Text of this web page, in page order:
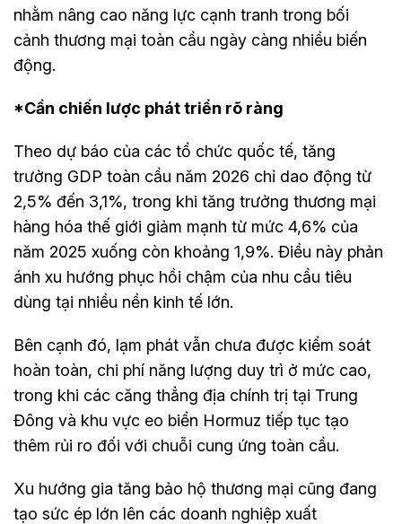
nhằm nâng cao năng lực cạnh tranh trong bối
cảnh thương mại toàn cầu ngày càng nhiều biến
động.
*Cần chiến lược phát triển rõ ràng
Theo dự báo của các tổ chức quốc tế, tăng
trưởng GDP toàn cầu năm 2026 chỉ dao động từ
2,5% đến 3,1%, trong khi tăng trưởng thương mại
hàng hóa thế giới giảm mạnh từ mức 4,6% của
năm 2025 xuống còn khoảng 1,9%. Điều này phản
ánh xu hướng phục hồi chậm của nhu cầu tiêu
dùng tại nhiều nền kinh tế lớn.
Bên cạnh đó, lạm phát vẫn chưa được kiểm soát
hoàn toàn, chi phí năng lượng duy trì ở mức cao,
trong khi các căng thẳng địa chính trị tại Trung
Đông và khu vực eo biển Hormuz tiếp tục tạo
thêm rủi ro đối với chuỗi cung ứng toàn cầu.
Xu hướng gia tăng bảo hộ thương mại cũng đang
tạo sức ép lớn lên các doanh nghiệp xuất